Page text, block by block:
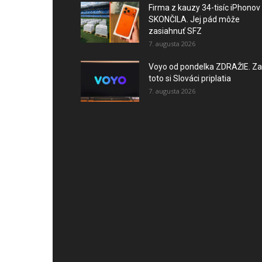
Firma z kauzy 34-tisíc iPhonov
SKONČILA. Jej pád môže
zasiahnuť SFZ
7. augusta 2026
Voyo od pondelka ZDRAŽIE. Za
toto si Slováci priplatia
7. augusta 2026